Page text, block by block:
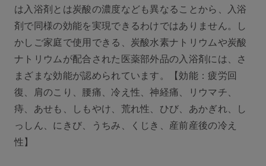
は入浴剤とは炭酸の濃度なども異なることから、入浴
剤で同様の効能を実現できるわけではありません。し
かしご家庭で使用できる、炭酸水素ナトリウムや炭酸
ナトリウムが配合された医薬部外品の入浴剤には、さ
まざまな効能が認められています。【効能：疲労回
復、肩のこり、腰痛、冷え性、神経痛、リウマチ、
痔、あせも、しもやけ、荒れ性、ひび、あかぎれ、し
っしん、にきび、うちみ、くじき、産前産後の冷え
性】